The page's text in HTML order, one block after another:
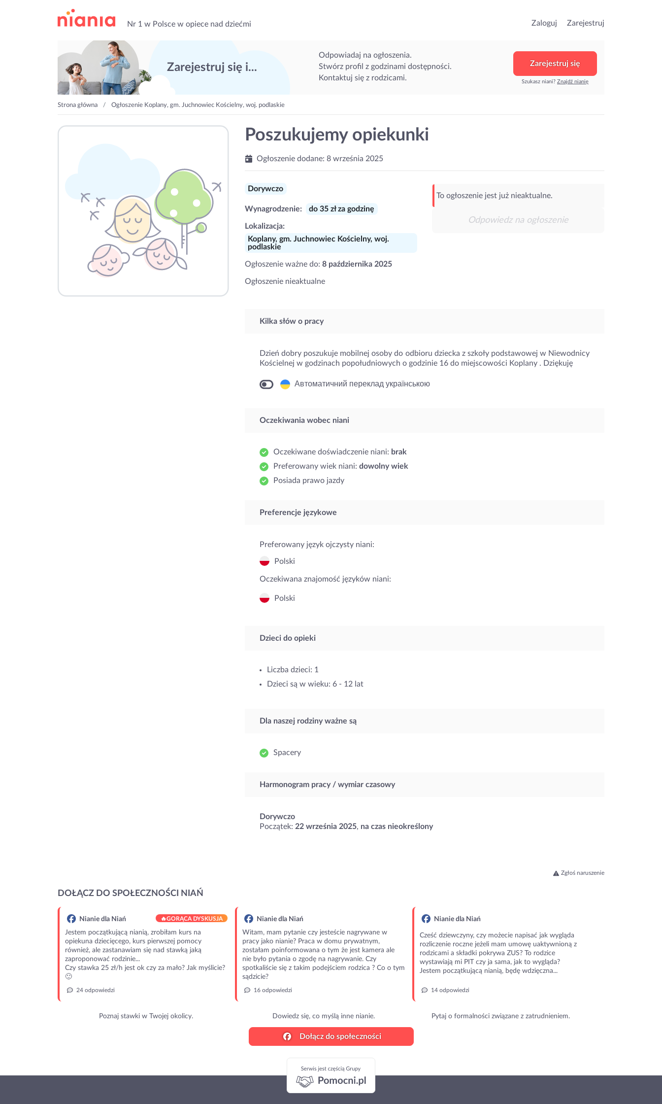
Nr 1 w Polsce w opiece nad dziećmi Zaloguj Zarejestruj
Zarejestruj się i...
Odpowiadaj na ogłoszenia.
Stwórz profil z godzinami dostępności.
Kontaktuj się z rodzicami.
Zarejestruj się
Szukasz niani? Znajdź nianię
Strona główna Ogłoszenie Koplany, gm. Juchnowiec Kościelny, woj. podlaskie
Poszukujemy opiekunki
Ogłoszenie dodane: 8 września 2025
Dorywczo
Wynagrodzenie: do 35 zł za godzinę
Lokalizacja:
Koplany, gm. Juchnowiec Kościelny, woj.
podlaskie
Ogłoszenie ważne do: 8 października 2025
Ogłoszenie nieaktualne
To ogłoszenie jest już nieaktualne.
Odpowiedz na ogłoszenie
Kilka słów o pracy
Dzień dobry poszukuje mobilnej osoby do odbioru dziecka z szkoły podstawowej w Niewodnicy
Kościelnej w godzinach popołudniowych o godzinie 16 do miejscowości Koplany . Dziękuję
Автоматичний переклад українською
Oczekiwania wobec niani
Oczekiwane doświadczenie niani: brak
Preferowany wiek niani: dowolny wiek
Posiada prawo jazdy
Preferencje językowe
Preferowany język ojczysty niani:
Polski
Oczekiwana znajomość języków niani:
Polski
Dzieci do opieki
Liczba dzieci: 1
Dzieci są w wieku: 6 - 12 lat
Dla naszej rodziny ważne są
Spacery
Harmonogram pracy / wymiar czasowy
Dorywczo
Początek: 22 września 2025, na czas nieokreślony
Zgłoś naruszenie
DOŁĄCZ DO SPOŁECZNOŚCI NIAŃ
Nianie dla Niań 🔥GORĄCA DYSKUSJA
Jestem początkującą nianią, zrobiłam kurs na
opiekuna dziecięcego, kurs pierwszej pomocy
również, ale zastanawiam się nad stawką jaką
zaproponować rodzinie...
Czy stawka 25 zł/h jest ok czy za mało? Jak myślicie?
🙂
24 odpowiedzi
Poznaj stawki w Twojej okolicy.
Nianie dla Niań
Witam, mam pytanie czy jesteście nagrywane w
pracy jako nianie? Praca w domu prywatnym,
zostałam poinformowana o tym że jest kamera ale
nie było pytania o zgodę na nagrywanie. Czy
spotkaliście się z takim podejściem rodzica ? Co o tym
sądzicie?
16 odpowiedzi
Dowiedz się, co myślą inne nianie.
Nianie dla Niań
Cześć dziewczyny, czy możecie napisać jak wygląda
rozliczenie roczne jeżeli mam umowę uaktywnioną z
rodzicami a składki pokrywa ZUS? To rodzice
wystawiają mi PIT czy ja sama, jak to wygląda?
Jestem początkującą nianią, będę wdzięczna...
14 odpowiedzi
Pytaj o formalności związane z zatrudnieniem.
Dołącz do społeczności